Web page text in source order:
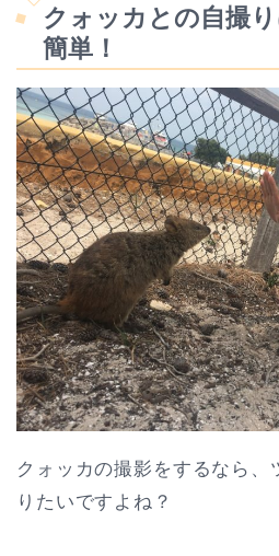
クォッカとの自撮
簡単！
クォッカの撮影をするなら、
りたいですよね？